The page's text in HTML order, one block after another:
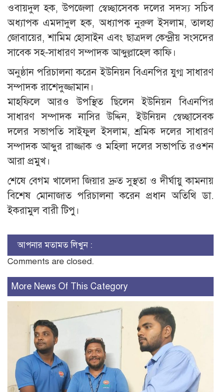
ওবায়দুল হক, উপজেলা স্বেচ্ছাসেবক দলের সদস্য সচিব
অধ্যাপক এমদাদুল হক, অধ্যাপক নুরুল ইসলাম, তালহা
জোবায়ের, শামিম হোসাইন এবং ছাত্রদল কেন্দ্রীয় সংসদের
সাবেক সহ-সাধারণ সম্পাদক আব্দুল্লাহেল কাফি।
অনুষ্ঠান পরিচালনা করেন ইউনিয়ন বিএনপির যুগ্ম সাধারণ
সম্পাদক রাশেদুজ্জামান।
মাহফিলে আরও উপস্থিত ছিলেন ইউনিয়ন বিএনপির
সাধারণ সম্পাদক নাসির উদ্দিন, ইউনিয়ন স্বেচ্ছাসেবক
দলের সভাপতি সাইফুল ইসলাম, শ্রমিক দলের সাধারণ
সম্পাদক আব্দুর রাজ্জাক ও মহিলা দলের সভাপতি রওশন
আরা প্রমুখ।
শেষে বেগম খালেদা জিয়ার দ্রুত সুস্থতা ও দীর্ঘায়ু কামনায়
বিশেষ মোনাজাত পরিচালনা করেন প্রধান অতিথি ডা.
ইকরামুল বারী টিপু।
আপনার মতামত লিখুন :
Comments are closed.
More News Of This Category